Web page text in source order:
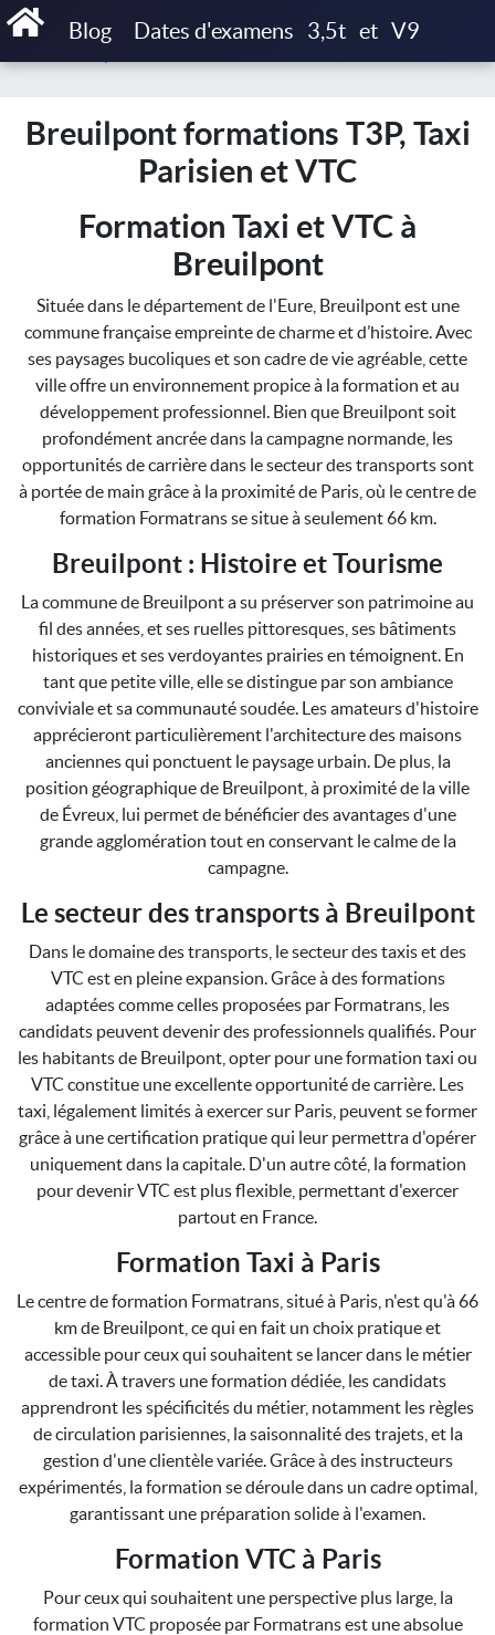
Blog Dates d'examens 3,5t et V9
Accueil
Breuilpont formations T3P, Taxi
Parisien et VTC
Formation Taxi et VTC à
Breuilpont
Située dans le département de l'Eure, Breuilpont est une
commune française empreinte de charme et d’histoire. Avec
ses paysages bucoliques et son cadre de vie agréable, cette
ville offre un environnement propice à la formation et au
développement professionnel. Bien que Breuilpont soit
profondément ancrée dans la campagne normande, les
opportunités de carrière dans le secteur des transports sont
à portée de main grâce à la proximité de Paris, où le centre de
formation Formatrans se situe à seulement 66 km.
Breuilpont : Histoire et Tourisme
La commune de Breuilpont a su préserver son patrimoine au
fil des années, et ses ruelles pittoresques, ses bâtiments
historiques et ses verdoyantes prairies en témoignent. En
tant que petite ville, elle se distingue par son ambiance
conviviale et sa communauté soudée. Les amateurs d'histoire
apprécieront particulièrement l'architecture des maisons
anciennes qui ponctuent le paysage urbain. De plus, la
position géographique de Breuilpont, à proximité de la ville
de Évreux, lui permet de bénéficier des avantages d'une
grande agglomération tout en conservant le calme de la
campagne.
Le secteur des transports à Breuilpont
Dans le domaine des transports, le secteur des taxis et des
VTC est en pleine expansion. Grâce à des formations
adaptées comme celles proposées par Formatrans, les
candidats peuvent devenir des professionnels qualifiés. Pour
les habitants de Breuilpont, opter pour une formation taxi ou
VTC constitue une excellente opportunité de carrière. Les
taxi, légalement limités à exercer sur Paris, peuvent se former
grâce à une certification pratique qui leur permettra d'opérer
uniquement dans la capitale. D'un autre côté, la formation
pour devenir VTC est plus flexible, permettant d'exercer
partout en France.
Formation Taxi à Paris
Le centre de formation Formatrans, situé à Paris, n'est qu'à 66
km de Breuilpont, ce qui en fait un choix pratique et
accessible pour ceux qui souhaitent se lancer dans le métier
de taxi. À travers une formation dédiée, les candidats
apprendront les spécificités du métier, notamment les règles
de circulation parisiennes, la saisonnalité des trajets, et la
gestion d'une clientèle variée. Grâce à des instructeurs
expérimentés, la formation se déroule dans un cadre optimal,
garantissant une préparation solide à l'examen.
Formation VTC à Paris
Pour ceux qui souhaitent une perspective plus large, la
formation VTC proposée par Formatrans est une absolue